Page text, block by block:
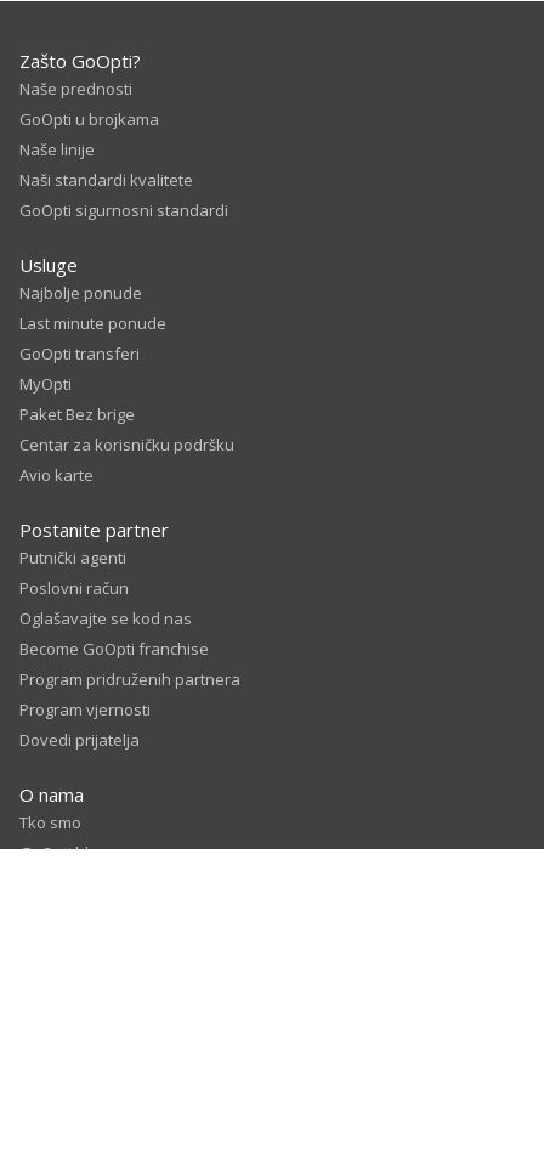
Zašto GoOpti?
Naše prednosti
GoOpti u brojkama
Naše linije
Naši standardi kvalitete
GoOpti sigurnosni standardi
Usluge
Najbolje ponude
Last minute ponude
GoOpti transferi
MyOpti
Paket Bez brige
Centar za korisničku podršku
Avio karte
Postanite partner
Putnički agenti
Poslovni račun
Oglašavajte se kod nas
Become GoOpti franchise
Program pridruženih partnera
Program vjernosti
Dovedi prijatelja
O nama
Tko smo
GoOpti blog